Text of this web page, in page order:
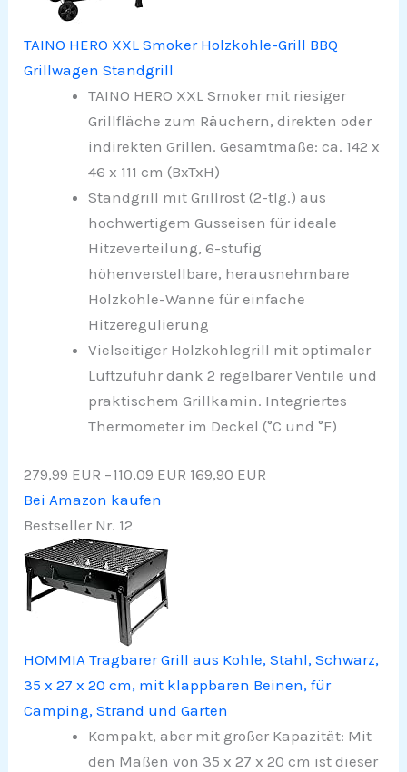
TAINO HERO XXL Smoker Holzkohle-Grill BBQ
Grillwagen Standgrill
TAINO HERO XXL Smoker mit riesiger
Grillfläche zum Räuchern, direkten oder
indirekten Grillen. Gesamtmaße: ca. 142 x
46 x 111 cm (BxTxH)
Standgrill mit Grillrost (2-tlg.) aus
hochwertigem Gusseisen für ideale
Hitzeverteilung, 6-stufig
höhenverstellbare, herausnehmbare
Holzkohle-Wanne für einfache
Hitzeregulierung
Vielseitiger Holzkohlegrill mit optimaler
Luftzufuhr dank 2 regelbarer Ventile und
praktischem Grillkamin. Integriertes
Thermometer im Deckel (°C und °F)
279,99 EUR −110,09 EUR 169,90 EUR
Bei Amazon kaufen
Bestseller Nr. 12
HOMMIA Tragbarer Grill aus Kohle, Stahl, Schwarz,
35 x 27 x 20 cm, mit klappbaren Beinen, für
Camping, Strand und Garten
Kompakt, aber mit großer Kapazität: Mit
den Maßen von 35 x 27 x 20 cm ist dieser